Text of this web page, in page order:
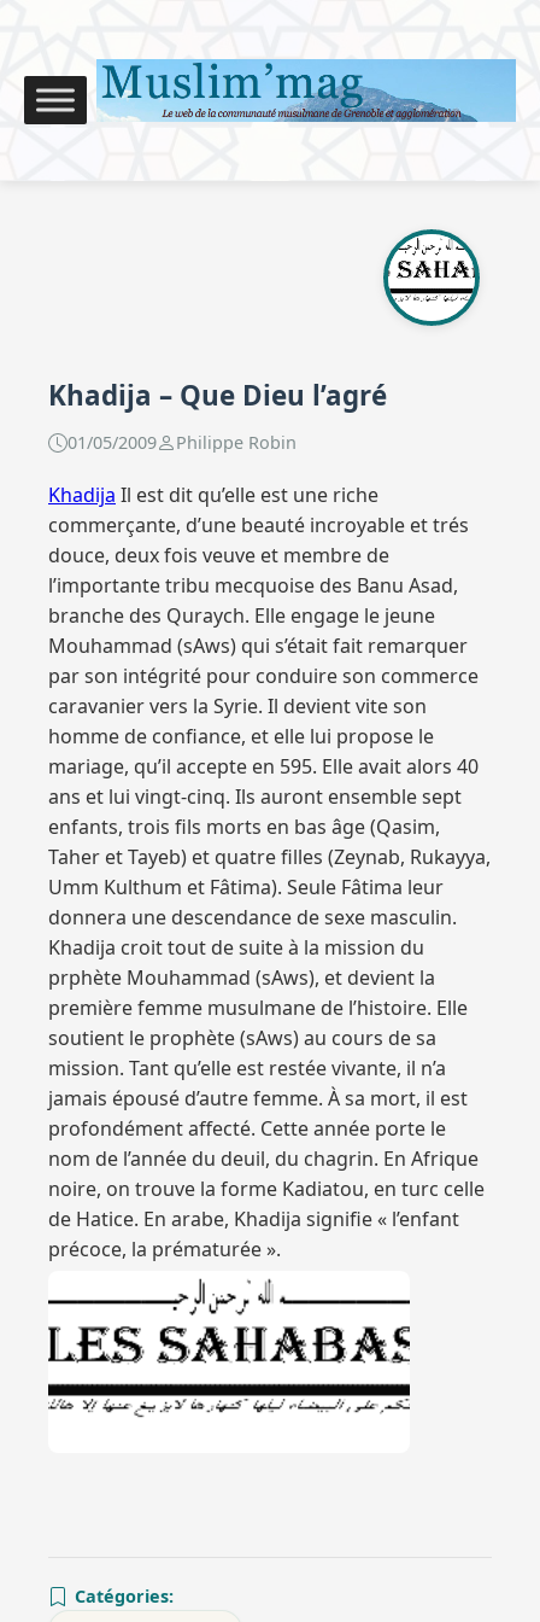
Khadija – Que Dieu l’agré
01/05/2009 Philippe Robin
Khadija Il est dit qu’elle est une riche
commerçante, d’une beauté incroyable et trés
douce, deux fois veuve et membre de
l’importante tribu mecquoise des Banu Asad,
branche des Quraych. Elle engage le jeune
Mouhammad (sAws) qui s’était fait remarquer
par son intégrité pour conduire son commerce
caravanier vers la Syrie. Il devient vite son
homme de confiance, et elle lui propose le
mariage, qu’il accepte en 595. Elle avait alors 40
ans et lui vingt-cinq. Ils auront ensemble sept
enfants, trois fils morts en bas âge (Qasim,
Taher et Tayeb) et quatre filles (Zeynab, Rukayya,
Umm Kulthum et Fâtima). Seule Fâtima leur
donnera une descendance de sexe masculin.
Khadija croit tout de suite à la mission du
prphète Mouhammad (sAws), et devient la
première femme musulmane de l’histoire. Elle
soutient le prophète (sAws) au cours de sa
mission. Tant qu’elle est restée vivante, il n’a
jamais épousé d’autre femme. À sa mort, il est
profondément affecté. Cette année porte le
nom de l’année du deuil, du chagrin. En Afrique
noire, on trouve la forme Kadiatou, en turc celle
de Hatice. En arabe, Khadija signifie « l’enfant
précoce, la prématurée ».
Catégories: